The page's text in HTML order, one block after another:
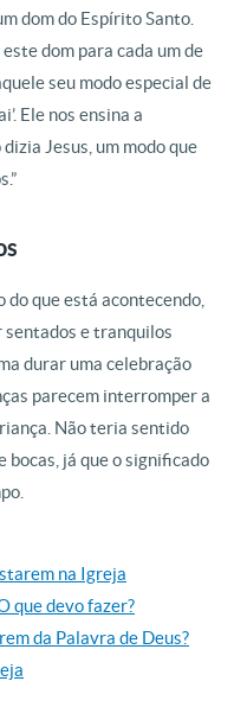
dom do Espírito Santo.
dom para cada um de
seu modo especial de
Ele nos ensina a
Jesus, um modo que
que está acontecendo,
sentados e tranquilos
durar uma celebração
parecem interromper a
Não teria sentido
já que o significado
na Igreja
que devo fazer?
da Palavra de Deus?